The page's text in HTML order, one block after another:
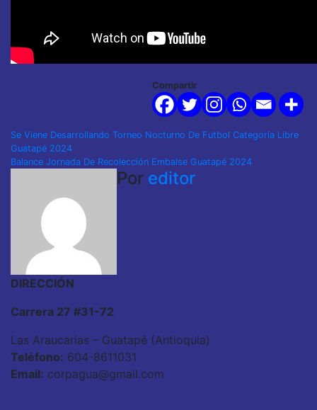
Compartir
Navegación
de
entradas
Se Viene Desarrollando Torneo Nocturno De Futbol Categoría Libre
Guatapé 2024
Balance Jornada De Recolección Embalse Guatapé 2024
Por editor
DIRECCIÓN
Carrera 27 #31-72
Las Araucarias – Guatapé (Antioquia)
Teléfono: 604-8611031
Email: corpagua@gmail.com